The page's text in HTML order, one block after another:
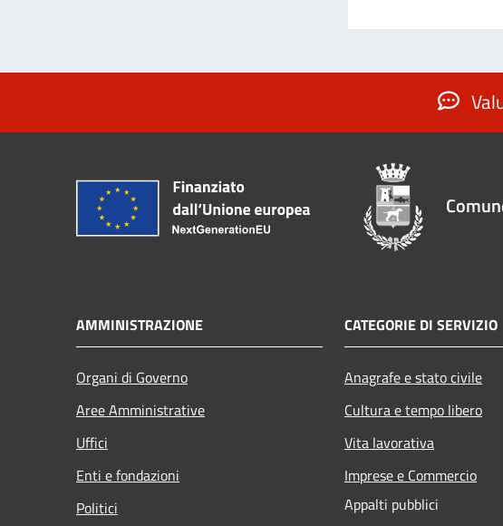
AMMINISTRAZIONE
Organi di Governo
Aree Amministrative
Uffici
Enti e fondazioni
Politici
CATEGORIE DI SERVIZIO
Anagrafe e stato civile
Cultura e tempo libero
Vita lavorativa
Imprese e Commercio
Appalti pubblici